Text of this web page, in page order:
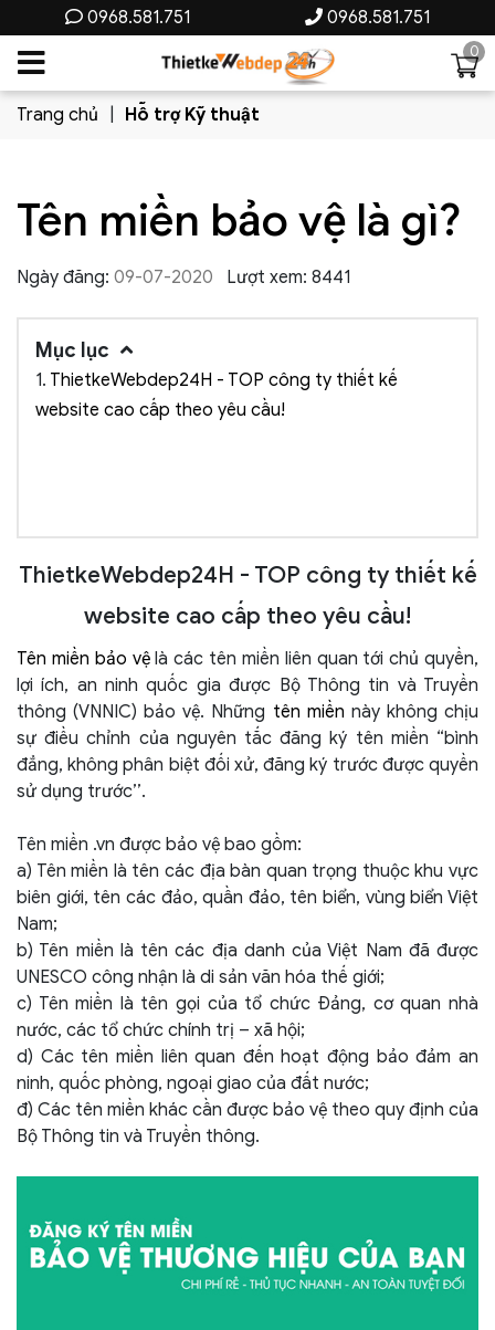
0968.581.751 0968.581.751
0
Trang chủ Hỗ trợ Kỹ thuật
Tên miền bảo vệ là gì?
Ngày đăng: 09-07-2020 Lượt xem: 8441
Mục lục
1. ThietkeWebdep24H - TOP công ty thiết kế
website cao cấp theo yêu cầu!
ThietkeWebdep24H - TOP công ty thiết kế
website cao cấp theo yêu cầu!
Tên miền bảo vệlà các tên miền liên quan tới chủ quyền,
lợi ích, an ninh quốc gia được Bộ Thông tin và Truyền
thông (VNNIC) bảo vệ. Những tên miền này không chịu
sự điều chỉnh của nguyên tắc đăng ký tên miền “bình
đẳng, không phân biệt đối xử, đăng ký trước được quyền
sử dụng trước’’.
Tên miền .vn được bảo vệ bao gồm:
a) Tên miền là tên các địa bàn quan trọng thuộc khu vực
biên giới, tên các đảo, quần đảo, tên biển, vùng biển Việt
Nam;
b) Tên miền là tên các địa danh của Việt Nam đã được
UNESCO công nhận là di sản văn hóa thế giới;
c) Tên miền là tên gọi của tổ chức Đảng, cơ quan nhà
nước, các tổ chức chính trị – xã hội;
d) Các tên miền liên quan đến hoạt động bảo đảm an
ninh, quốc phòng, ngoại giao của đất nước;
đ) Các tên miền khác cần được bảo vệ theo quy định của
Bộ Thông tin và Truyền thông.